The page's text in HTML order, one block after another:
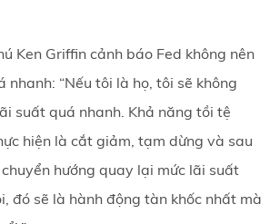
Ken Griffin cảnh báo Fed không nên
“Nếu tôi là họ, tôi sẽ không
suất quá nhanh. Khả năng tồi tệ
hiện là cắt giảm, tạm dừng và sau
hướng quay lại mức lãi suất
đó sẽ là hành động tàn khốc nhất mà